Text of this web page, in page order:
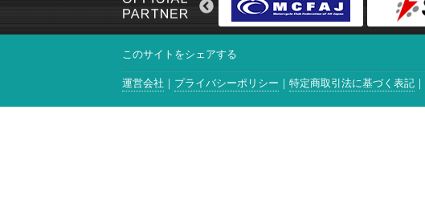
このサイトをシェアする
運営会社 プライバシーポリシー 特定商取引法に基づく表記